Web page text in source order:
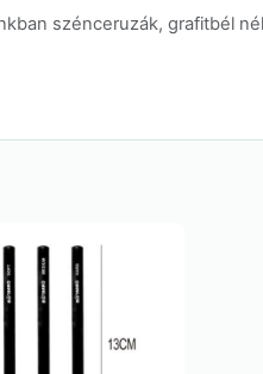
szénceruzák, grafitbél